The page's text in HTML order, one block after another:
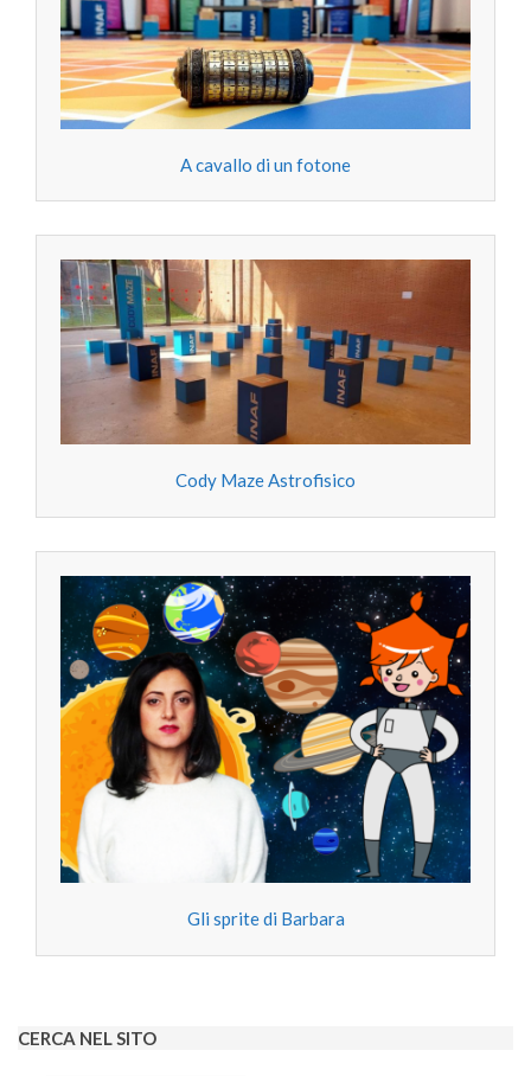
A cavallo di un fotone
Cody Maze Astrofisico
Gli sprite di Barbara
CERCA NEL SITO